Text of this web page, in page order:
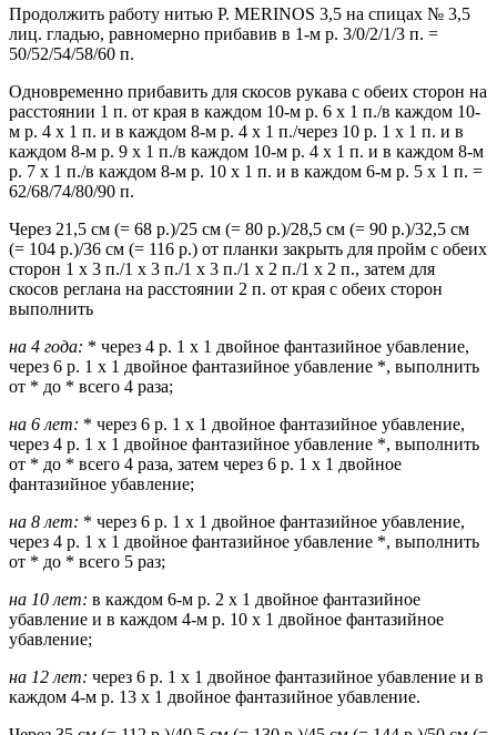
Продолжить работу нитью P. MERINOS 3,5 на спицах № 3,5
лиц. гладью, равномерно прибавив в 1-м р. 3/0/2/1/3 п. =
50/52/54/58/60 п.
Одновременно прибавить для скосов рукава с обеих сторон на
расстоянии 1 п. от края в каждом 10-м р. 6 х 1 п./в каждом 10-
м р. 4 х 1 п. и в каждом 8-м р. 4 х 1 п./через 10 р. 1 х 1 п. и в
каждом 8-м р. 9 х 1 п./в каждом 10-м р. 4 х 1 п. и в каждом 8-м
р. 7 х 1 п./в каждом 8-м р. 10 х 1 п. и в каждом 6-м р. 5 х 1 п. =
62/68/74/80/90 п.
Через 21,5 см (= 68 р.)/25 см (= 80 р.)/28,5 см (= 90 р.)/32,5 см
(= 104 р.)/36 см (= 116 р.) от планки закрыть для пройм с обеих
сторон 1 х 3 п./1 х 3 п./1 х 3 п./1 х 2 п./1 х 2 п., затем для
скосов реглана на расстоянии 2 п. от края с обеих сторон
выполнить
на 4 года: * через 4 р. 1 х 1 двойное фантазийное убавление,
через 6 р. 1 х 1 двойное фантазийное убавление *, выполнить
от * до * всего 4 раза;
на 6 лет: * через 6 р. 1 х 1 двойное фантазийное убавление,
через 4 р. 1 х 1 двойное фантазийное убавление *, выполнить
от * до * всего 4 раза, затем через 6 р. 1 х 1 двойное
фантазийное убавление;
на 8 лет: * через 6 р. 1 х 1 двойное фантазийное убавление,
через 4 р. 1 х 1 двойное фантазийное убавление *, выполнить
от * до * всего 5 раз;
на 10 лет: в каждом 6-м р. 2 х 1 двойное фантазийное
убавление и в каждом 4-м р. 10 х 1 двойное фантазийное
убавление;
на 12 лет: через 6 р. 1 х 1 двойное фантазийное убавление и в
каждом 4-м р. 13 х 1 двойное фантазийное убавление.